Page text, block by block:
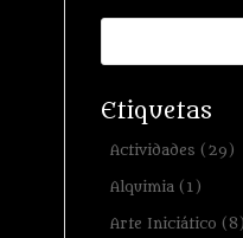
Etiquetas
Actividades (29)
Alquimia (1)
Arte Iniciático (8)